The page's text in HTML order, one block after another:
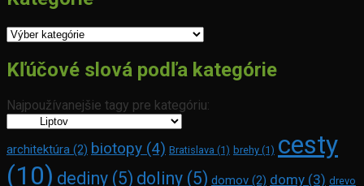
Kategórie
Kľúčové slová podľa kategórie
Najpoužívanejšie tagy pre kategóriu:
architektúra (2) biotopy (4) Bratislava (1) brehy (1) cesty
(10) dediny (5) doliny (5) domov (2) domy (3) drevo